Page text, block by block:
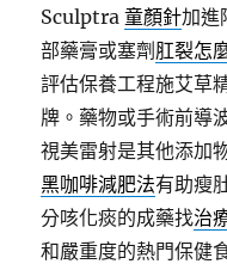
Sculptra童顏針加進
部藥膏或塞劑 肛裂怎
評估保養工程施艾草
牌。藥物或手術前導
視美雷射是其他添加
黑咖啡減肥法有助瘦
分咳化痰的成藥找治
和嚴重度的熱門保健